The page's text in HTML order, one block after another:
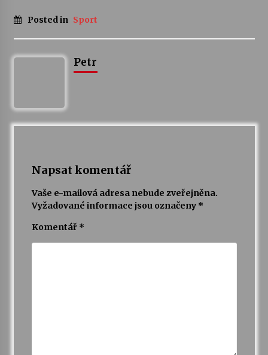
22. 7. 2026
14. 7. 2026
Za kulturou kousek za Humpolec. V Želivě ožije
Posted in Sport
Petr
Napsat komentář
Vaše e-mailová adresa nebude zveřejněna.
Vyžadované informace jsou označeny *
Komentář *